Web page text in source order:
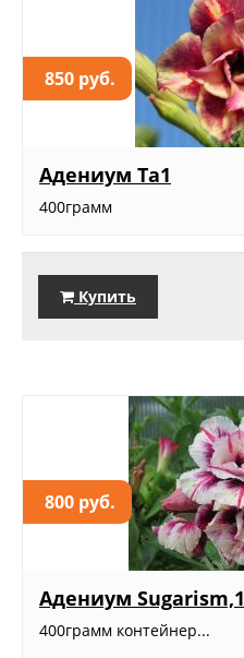
850 руб.
Адениум Та1
400грамм
Купить
800 руб.
Адениум Sugarism,1
400грамм контейнер...